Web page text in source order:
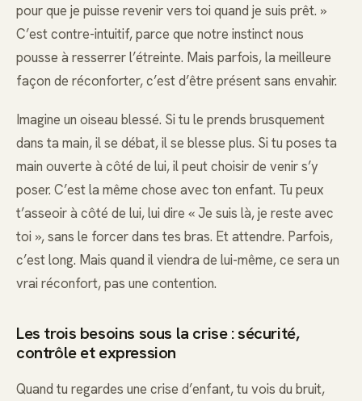
pour que je puisse revenir vers toi quand je suis prêt. »
C’est contre-intuitif, parce que notre instinct nous
pousse à resserrer l’étreinte. Mais parfois, la meilleure
façon de réconforter, c’est d’être présent sans envahir.
Imagine un oiseau blessé. Si tu le prends brusquement
dans ta main, il se débat, il se blesse plus. Si tu poses ta
main ouverte à côté de lui, il peut choisir de venir s’y
poser. C’est la même chose avec ton enfant. Tu peux
t’asseoir à côté de lui, lui dire « Je suis là, je reste avec
toi », sans le forcer dans tes bras. Et attendre. Parfois,
c’est long. Mais quand il viendra de lui-même, ce sera un
vrai réconfort, pas une contention.
Les trois besoins sous la crise : sécurité,
contrôle et expression
Quand tu regardes une crise d’enfant, tu vois du bruit,